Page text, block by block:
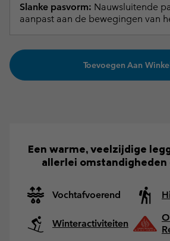
Slanke pasvorm: Nauwsluitende
aanpast aan de bewegingen van
Toevoegen Aan
Een warme, veelzijdige
allerlei omstandigheden
Vochtafvoerend
Winteractiviteiten